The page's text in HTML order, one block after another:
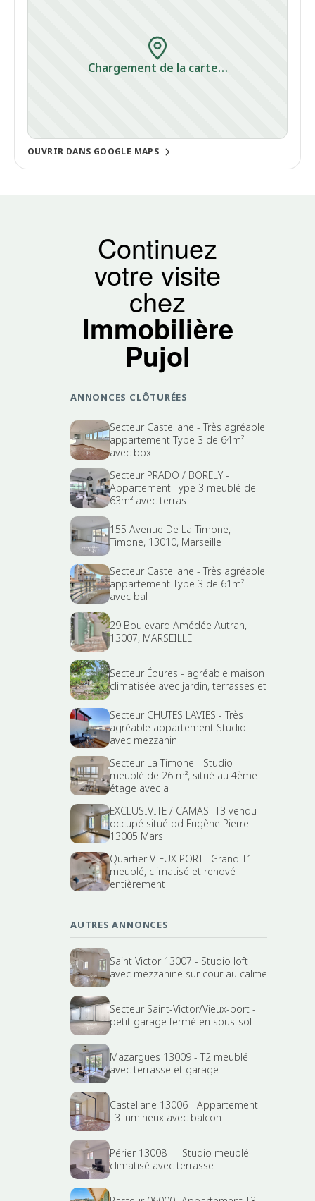
Chargement de la carte…
OUVRIR DANS GOOGLE MAPS
Continuez
votre visite
chez
Immobilière
Pujol
ANNONCES CLÔTURÉES
Secteur Castellane - Très agréable
appartement Type 3 de 64m²
avec box
Secteur PRADO / BORELY -
Appartement Type 3 meublé de
63m² avec terras
155 Avenue De La Timone,
Timone, 13010, Marseille
Secteur Castellane - Très agréable
appartement Type 3 de 61m²
avec bal
29 Boulevard Amédée Autran,
13007, MARSEILLE
Secteur Éoures - agréable maison
climatisée avec jardin, terrasses et
Secteur CHUTES LAVIES - Très
agréable appartement Studio
avec mezzanin
Secteur La Timone - Studio
meublé de 26 m², situé au 4ème
étage avec a
EXCLUSIVITE / CAMAS- T3 vendu
occupé situé bd Eugène Pierre
13005 Mars
Quartier VIEUX PORT : Grand T1
meublé, climatisé et renové
entièrement
AUTRES ANNONCES
Saint Victor 13007 - Studio loft
avec mezzanine sur cour au calme
Secteur Saint-Victor/Vieux-port -
petit garage fermé en sous-sol
Mazargues 13009 - T2 meublé
avec terrasse et garage
Castellane 13006 - Appartement
T3 lumineux avec balcon
Périer 13008 — Studio meublé
climatisé avec terrasse